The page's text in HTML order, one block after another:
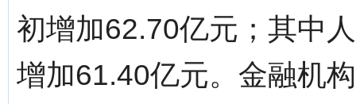
初增加62.70亿元；其中
增加61.40亿元。金融机